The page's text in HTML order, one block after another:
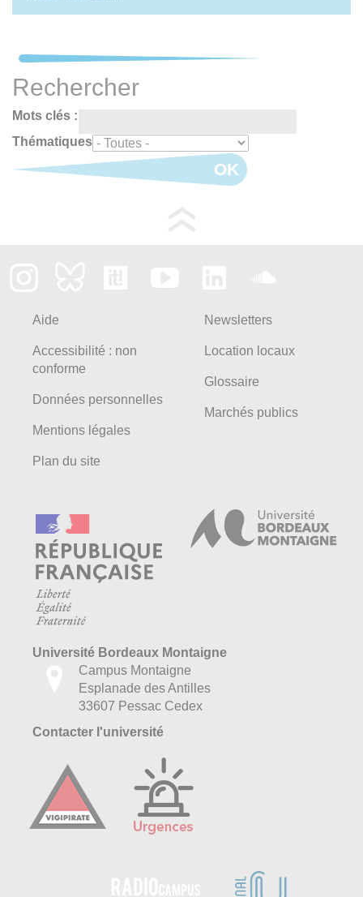
Rechercher
Mots clés :
Thématiques
OK
Aide
Accessibilité : non
conforme
Données personnelles
Mentions légales
Plan du site
Newsletters
Location locaux
Glossaire
Marchés publics
Université Bordeaux Montaigne
Campus Montaigne
Esplanade des Antilles
33607 Pessac Cedex
Contacter l'université